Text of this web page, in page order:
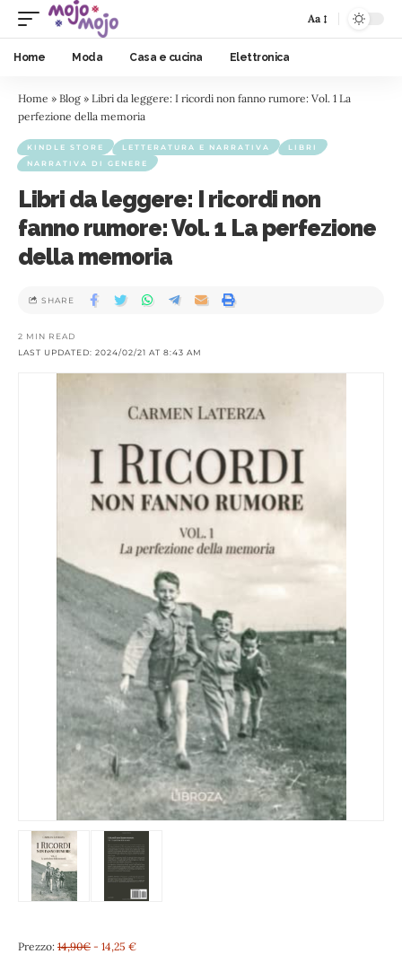
Aa
Home Moda Casa e cucina Elettronica
Home » Blog » Libri da leggere: I ricordi non fanno rumore: Vol. 1 La
perfezione della memoria
KINDLE STORE LETTERATURA E NARRATIVA
LIBRI
NARRATIVA DI GENERE
Libri da leggere: I ricordi non
fanno rumore: Vol. 1 La perfezione
della memoria
LAST UPDATED: 2024/02/21 AT 8:43 AM
2 MIN READ
SHARE
Prezzo: 14,90€ - 14,25 €